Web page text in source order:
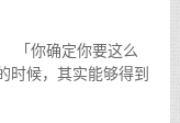
确定你要这么
候，其实能够得到
着头皮回答出来